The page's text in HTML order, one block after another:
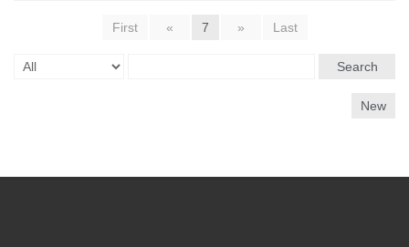
First « 7 » Last
Search
New